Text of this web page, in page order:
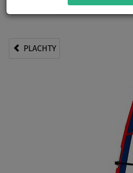
DOPORUČUJEME
PLACHTY